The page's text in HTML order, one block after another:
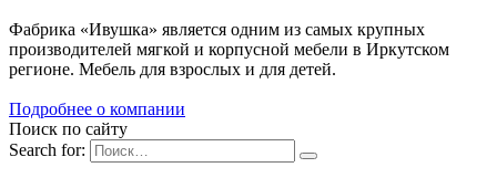
Фабрика «Ивушка» является одним из самых крупных
производителей мягкой и корпусной мебели в Иркутском
регионе. Мебель для взрослых и для детей.
Подробнее о компании
Поиск по сайту
Search for: